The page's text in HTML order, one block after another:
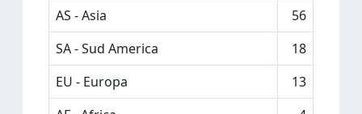
AS - Asia
56
SA - Sud America
18
EU - Europa
13